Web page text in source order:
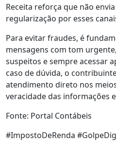
Receita reforça que não
regularização por esses
Para evitar fraudes, é
mensagens com tom
suspeitos e sempre acessar
caso de dúvida, o
atendimento direto nos
veracidade das informações
Fonte: Portal Contábeis
#ImpostoDeRenda